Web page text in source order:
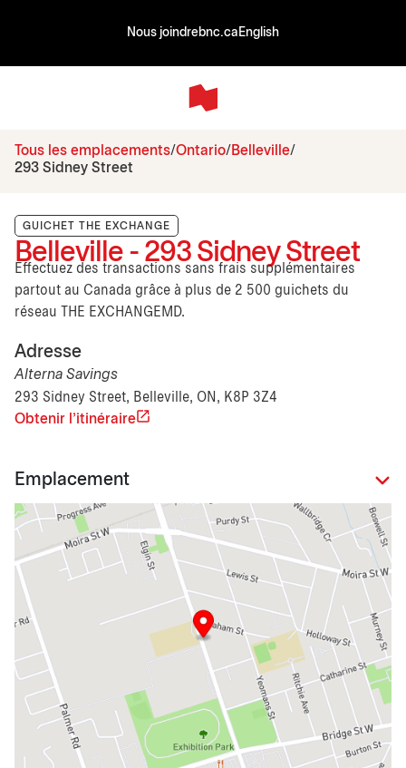
Nous joindrebnc.ca English
Tous les emplacements Ontario Belleville
293 Sidney Street
GUICHET THE EXCHANGE
Belleville - 293 Sidney Street
Effectuez des transactions sans frais supplémentaires
partout au Canada grâce à plus de 2 500 guichets du
réseau THE EXCHANGEMD.
Adresse
Alterna Savings
293 Sidney Street, Belleville, ON, K8P 3Z4
Obtenir l'itinéraire
Emplacement